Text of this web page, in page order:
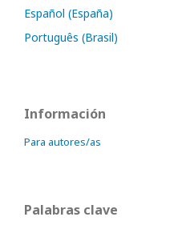
Español (España)
Português (Brasil)
Información
Para autores/as
Palabras clave